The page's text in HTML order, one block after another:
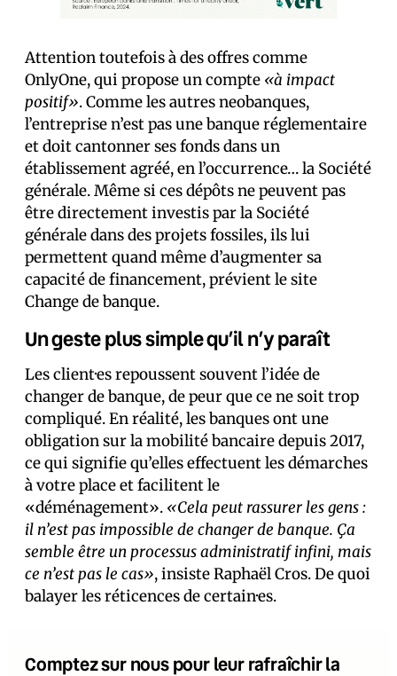
Attention toutefois à des offres comme
OnlyOne, qui propose un compte «à impact
positif». Comme les autres neobanques,
l’entreprise n’est pas une banque réglementaire
et doit cantonner ses fonds dans un
établissement agréé, en l’occurrence… la Société
générale. Même si ces dépôts ne peuvent pas
être directement investis par la Société
générale dans des projets fossiles, ils lui
permettent quand même d’augmenter sa
capacité de financement, prévient le site
Change de banque.
Un geste plus simple qu’il n’y paraît
Les client·es repoussent souvent l’idée de
changer de banque, de peur que ce ne soit trop
compliqué. En réalité, les banques ont une
obligation sur la mobilité bancaire depuis 2017,
ce qui signifie qu’elles effectuent les démarches
à votre place et facilitent le
«déménagement». «Cela peut rassurer les gens :
il n’est pas impossible de changer de banque. Ça
semble être un processus administratif infini, mais
ce n’est pas le cas», insiste Raphaël Cros. De quoi
balayer les réticences de certain·es.
Comptez sur nous pour leur rafraîchir la